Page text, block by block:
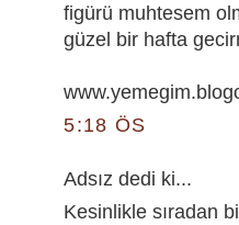
figürü muhtesem
güzel bir hafta
5:18 ÖS
Adsız dedi ki...
Kesinlikle sıradan